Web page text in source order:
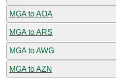
MGA to AOA
MGA to ARS
MGA to AWG
MGA to AZN